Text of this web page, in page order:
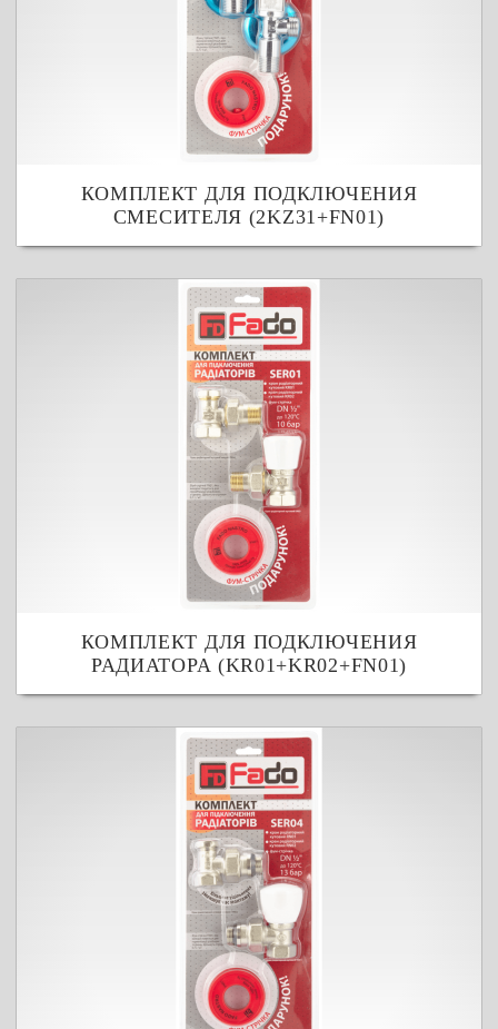
КОМПЛЕКТ ДЛЯ ПОДКЛЮЧЕНИЯ
СМЕСИТЕЛЯ (2KZ31+FN01)
КОМПЛЕКТ ДЛЯ ПОДКЛЮЧЕНИЯ
РАДИАТОРА (KR01+KR02+FN01)